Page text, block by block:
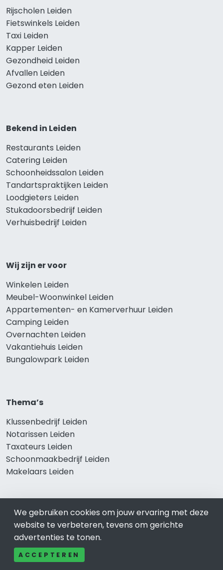
Rijscholen Leiden
Fietswinkels Leiden
Taxi Leiden
Kapper Leiden
Gezondheid Leiden
Afvallen Leiden
Gezond eten Leiden
Bekend in Leiden
Restaurants Leiden
Catering Leiden
Schoonheidssalon Leiden
Tandartspraktijken Leiden
Loodgieters Leiden
Stukadoorsbedrijf Leiden
Verhuisbedrijf Leiden
Wij zijn er voor
Winkelen Leiden
Meubel-Woonwinkel Leiden
Appartementen- en Kamerverhuur Leiden
Camping Leiden
Overnachten Leiden
Vakantiehuis Leiden
Bungalowpark Leiden
Thema’s
Klussenbedrijf Leiden
Notarissen Leiden
Taxateurs Leiden
Schoonmaakbedrijf Leiden
Makelaars Leiden
Onze producten
Keuken Leiden
Vca Leiden
Kledingwinkel Leiden
We gebruiken cookies om jouw ervaring met deze
website te verbeteren, tevens om gerichte
advertenties te tonen.
ACCEPTEREN